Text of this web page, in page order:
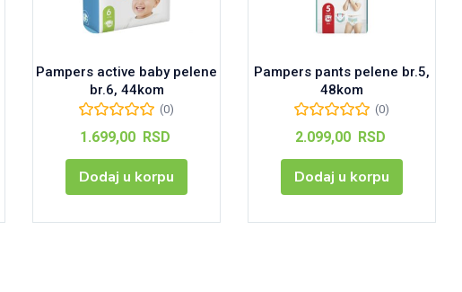
Pampers active baby pelene
br.6, 44kom
(0)
1.699,00 RSD
Dodaj u korpu
Pampers pants pelene br.5,
48kom
(0)
2.099,00 RSD
Dodaj u korpu